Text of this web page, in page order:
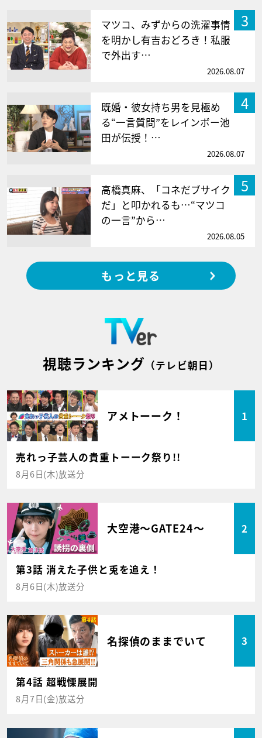
3
マツコ、みずからの洗濯事情
を明かし有吉おどろき！私服
で外出す…
2026.08.07
4
既婚・彼女持ち男を見極め
る“一言質問”をレインボー池
田が伝授！…
2026.08.07
5
高橋真麻、「コネだブサイク
だ」と叩かれるも…“マツコ
の一言”から…
2026.08.05
もっと見る
視聴ランキング （テレビ朝日）
アメトーーク！ 1
売れっ子芸人の貴重トーーク祭り!!
8月6日(木)放送分
大空港～GATE24～ 2
第3話 消えた子供と兎を追え！
8月6日(木)放送分
名探偵のままでいて 3
第4話 超戦慄展開
8月7日(金)放送分